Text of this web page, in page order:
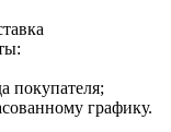
покупателя;
графику.